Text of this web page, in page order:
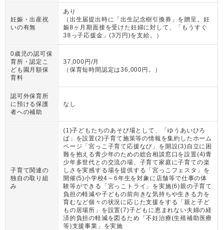
妊娠・出産祝
いの有無
あり
（ 出生届提出時に「出生記念樹引換券」を贈呈。妊
娠8ヶ月期面接を受けた妊婦に対して、「もうすぐ
38っ子応援金」(3万円)を支給。
）
0歳児の認可保
育所・認定こ
ども園月額保
育料
37,000円/月
（ 保育短時間認定は36,000円。 ）
認可外保育所
に預ける保護
者への補助
なし
子育て関連の
独自の取り組
み
(1)子どもたちのあそび場として、「ゆうあいひろ
ば」を設置(2)子育て施策等の情報を集約したホーム
ページ「宮っこ子育て応援なび」を開設(3)自立に困
難を抱える青少年のための総合相談窓口を設置(4)青
少年多世代との交流の場、子育て家庭に子育ての楽
しさを実感する場を提供する「宮っこフェスタ」を
開催(5)小学校4～6年生を対象に店舗等で仕事の体
験等ができる「宮っこトライ」を実施(6)親の子育て
負担の軽減や子どもの前向きな気持ちや生きる力を
育むなど個々の状況に応じた支援をする「親と子ど
もの居場所」を設置(7)子どもに恵まれない夫婦の経
済的負担の軽減を図るため「不妊治療(生殖補助医療
等)支援事業」を実施